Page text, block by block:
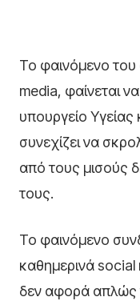
Το φαινόμενο
media, φαίνεται
υπουργείο
συνεχίζει να
από τους μισούς
τους.
Το φαινόμενο
καθημερινά social
δεν αφορά απλώς